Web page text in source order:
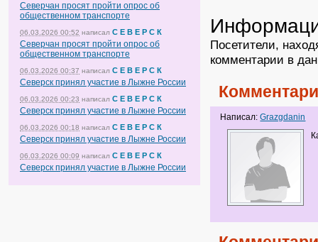
Северчан просят пройти опрос об
общественном транспорте
06.03.2026 00:52 написал С Е В Е Р С К
Северчан просят пройти опрос об
общественном транспорте
06.03.2026 00:37 написал С Е В Е Р С К
Северск принял участие в Лыжне России
06.03.2026 00:23 написал С Е В Е Р С К
Северск принял участие в Лыжне России
06.03.2026 00:18 написал С Е В Е Р С К
Северск принял участие в Лыжне России
06.03.2026 00:09 написал С Е В Е Р С К
Северск принял участие в Лыжне России
Посетители,
комментарии в
Написал:Grazgdanin